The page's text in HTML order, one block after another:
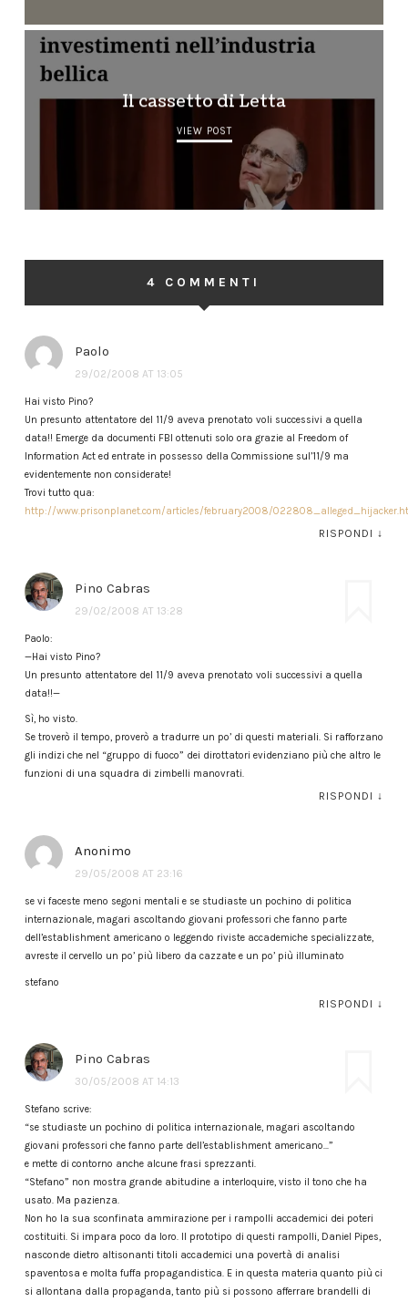
Il cassetto di Letta
VIEW POST
4 COMMENTI
Paolo
29/02/2008 AT 13:05
Hai visto Pino?
Un presunto attentatore del 11/9 aveva prenotato voli successivi a quella
data!! Emerge da documenti FBI ottenuti solo ora grazie al Freedom of
Information Act ed entrate in possesso della Commissione sul’11/9 ma
evidentemente non considerate!
Trovi tutto qua:
http://www.prisonplanet.com/articles/february2008/
RISPONDI ↓
Pino Cabras
29/02/2008 AT 13:28
Paolo:
—Hai visto Pino?
Un presunto attentatore del 11/9 aveva prenotato voli successivi a quella
data!!—
Sì, ho visto.
Se troverò il tempo, proverò a tradurre un po’ di questi materiali. Si rafforzano
gli indizi che nel “gruppo di fuoco” dei dirottatori evidenziano più che altro le
funzioni di una squadra di zimbelli manovrati.
RISPONDI ↓
Anonimo
29/05/2008 AT 23:16
se vi faceste meno segoni mentali e se studiaste un pochino di politica
internazionale, magari ascoltando giovani professori che fanno parte
dell’establishment americano o leggendo riviste accademiche specializzate,
avreste il cervello un po’ più libero da cazzate e un po’ più illuminato
stefano
RISPONDI ↓
Pino Cabras
30/05/2008 AT 14:13
Stefano scrive:
“se studiaste un pochino di politica internazionale, magari ascoltando
giovani professori che fanno parte dell’establishment americano…”
e mette di contorno anche alcune frasi sprezzanti.
“Stefano” non mostra grande abitudine a interloquire, visto il tono che ha
usato. Ma pazienza.
Non ho la sua sconfinata ammirazione per i rampolli accademici dei poteri
costituiti. Si impara poco da loro. Il prototipo di questi rampolli, Daniel Pipes,
nasconde dietro altisonanti titoli accademici una povertà di analisi
spaventosa e molta fuffa propagandistica. E in questa materia quanto più ci
si allontana dalla propaganda, tanto più si possono afferrare brandelli di